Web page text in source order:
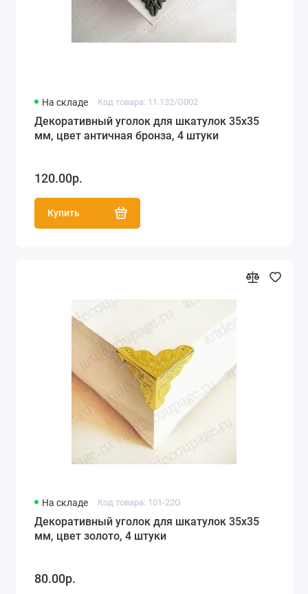
На складе Код товара: 11.132/G002
Декоративный уголок для шкатулок 35х35
мм, цвет античная бронза, 4 штуки
120.00р.
Купить
На складе Код товара: 101-22G
Декоративный уголок для шкатулок 35х35
мм, цвет золото, 4 штуки
80.00р.